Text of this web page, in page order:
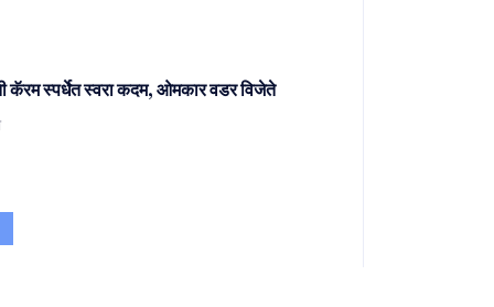
कॅरम स्पर्धेत स्वरा कदम, ओमकार वडर विजेते